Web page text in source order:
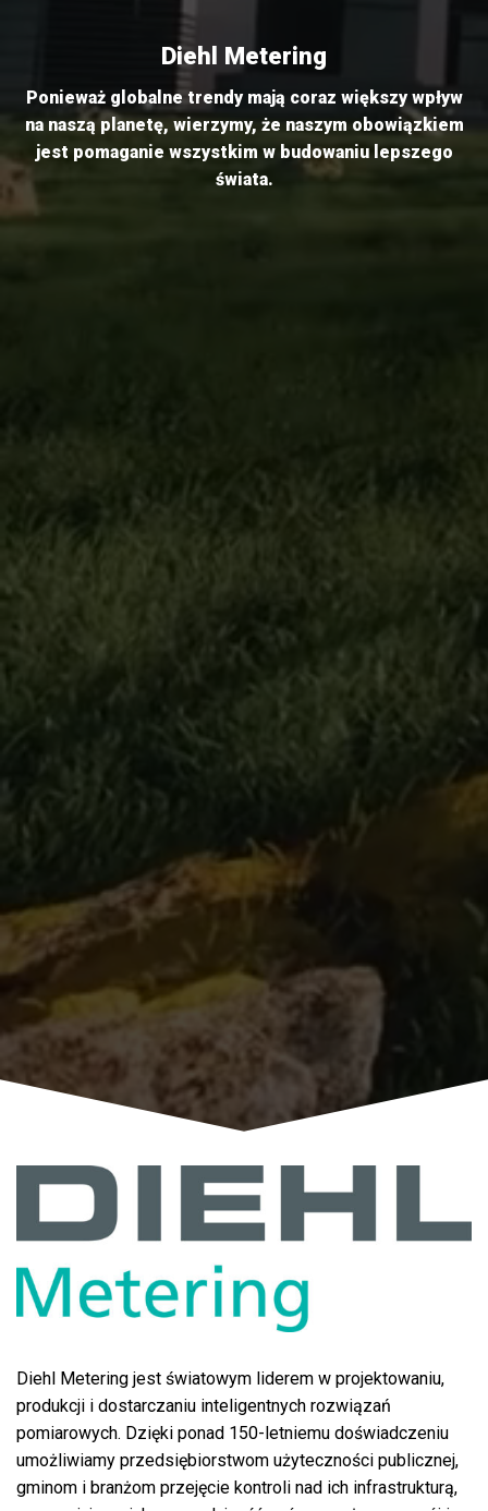
Diehl Metering
Ponieważ globalne trendy mają coraz większy wpływ
na naszą planetę, wierzymy, że naszym obowiązkiem
jest pomaganie wszystkim w budowaniu lepszego
świata.
Diehl Metering jest światowym liderem w projektowaniu,
produkcji i dostarczaniu inteligentnych rozwiązań
pomiarowych. Dzięki ponad 150-letniemu doświadczeniu
umożliwiamy przedsiębiorstwom użyteczności publicznej,
gminom i branżom przejęcie kontroli nad ich infrastrukturą,